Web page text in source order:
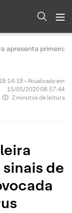
apresenta
• Atualizado em
15/05/2020 08:57:44
2 minutos de leitura
de